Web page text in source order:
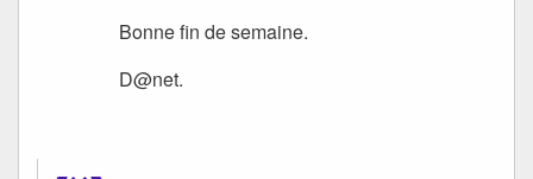
Bonne fin de semaine.
D@net.